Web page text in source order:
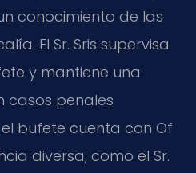
conocimiento de las
El Sr. Sris supervisa
y mantiene una
casos penales
bufete cuenta con Of
diversa, como el Sr.